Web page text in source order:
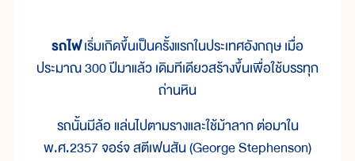
รถไฟเริ่มเกิดขึ้นเป็นครั้งแรกในประเทศอังกฤษ เมื่อ
ประมาณ 300 ปีมาแล้ว เดิมทีเดียวสร้างขึ้นเพื่อใช้บรรทุก
ถ่านหิน
รถนั้นมีล้อ แล่นไปตามรางและใช้ม้าลาก ต่อมาใน
พ.ศ.2357 จอร์จ สตีเฟนสัน (George Stephenson)